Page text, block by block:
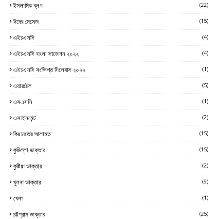
ইসলামিক ব্লগ (22)
ঈদের মেসেজ (15)
এইচএসসি (4)
এইচএসসি বাংলা সাজেশন ২০২২ (4)
এইচএসসি সংক্ষিপ্ত সিলেবাস ২০২২ (1)
এয়ারটেল (5)
এসএসসি (1)
এসাইনমেন্ট (2)
কিয়ামতের আলামত (15)
কুমিল্লা ডাক্তার (15)
কুষ্টিয়া ডাক্তার (2)
খুলনা ডাক্তার (9)
খেলা (1)
চট্টগ্রাম ডাক্তার (25)